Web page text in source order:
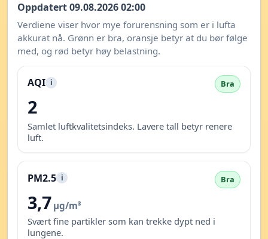
Oppdatert 09.08.2026 02:00
Verdiene viser hvor mye forurensning som er i lufta
akkurat nå. Grønn er bra, oransje betyr at du bør følge
med, og rød betyr høy belastning.
AQI i Bra
2
Samlet luftkvalitetsindeks. Lavere tall betyr renere
luft.
PM2.5 i Bra
3,7 µg/m³
Svært fine partikler som kan trekke dypt ned i
lungene.